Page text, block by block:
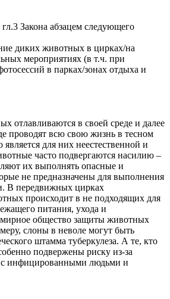
Закона абзацем следующего
диких животных в цирках/на
мероприятиях (в т.ч. при
в парках/зонах отдыха и
отлавливаются в своей среде и далее
проводят всю свою жизнь в тесном
для них неестественной и
часто подвергаются насилию –
их выполнять опасные и
не предназначены для выполнения
В передвижных цирках
происходит в не подходящих для
питания, ухода и
общество защиты животных
слоны в неволе могут быть
штамма туберкулеза. А те, кто
подвержены риску из-за
с инфицированными людьми и